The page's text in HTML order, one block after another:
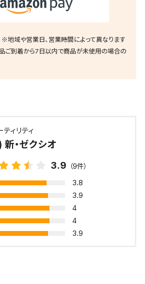
※地域や営業日、営業時間によって異なります
ご到着から7日以内で商品が未使用の場合の
ティリティ
・ゼクシオ
3.9 （9件）
3.8
3.9
4
4
3.9